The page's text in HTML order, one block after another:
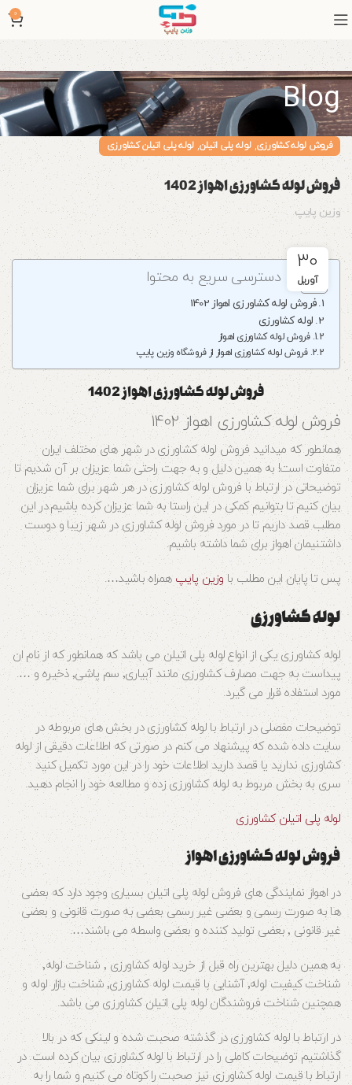
0
Blog
فروش لوله کشاورزی,لوله پلی اتیلن,لوله پلی اتیلن کشاورزی
فروش لوله کشاورزی اهواز 1402
وزین پایپ
30
آوریل دسترسی سریع به محتوا
فروش لوله کشاورزی اهواز 1402
لوله کشاورزی
فروش لوله کشاورزی اهواز
فروش لوله کشاورزی اهواز از فروشگاه وزین پایپ
فروش لوله کشاورزی اهواز 1402
فروش لوله کشاورزی اهواز 1402
همانطور که میدانید فروش لوله کشاورزی در شهر های مختلف ایران
متفاوت است! به همین دلیل و به جهت راحتی شما عزیزان بر آن شدیم تا
توضیحاتی در ارتباط با فروش لوله کشاورزی در هر شهر برای شما عزیزان
بیان کنیم تا بتوانیم کمکی در این راستا به شما عزیزان کرده باشیم.در این
مطلب قصد داریم تا در مورد فروش لوله کشاورزی در شهر زیبا و دوست
داشتنیمان اهواز برای شما داشته باشیم.
پس تا پایان این مطلب باوزین پایپهمراه باشید….
لوله کشاورزی
لوله کشاورزی یکی از انواع لوله پلی اتیلن می باشد که همانطور که از نام ان
پیداست به جهت مصارف کشاورزی مانند آبیاری٬ سم پاشی٬ ذخیره و ….
مورد استفاده قرار می گیرد.
توضیحات مفصلی در ارتباط با لوله کشاورزی در بخش های مربوطه در
سایت داده شده که پیشنهاد می کنم در صورتی که اطلاعات دقیقی از لوله
کشاورزی ندارید یا قصد دارید اطلاعات خود را در این مورد تکمیل کنید
سری به بخش مربوط به لوله کشاورزی زده و مطالعه خود را انجام دهید.
لوله پلی اتیلن کشاورزی
فروش لوله کشاورزی اهواز
در اهواز نمایندگی های فروش لوله پلی اتیلن بسیاری وجود دارد که بعضی
ها به صورت رسمی و بعضی غیر رسمی بعضی به صورت قانونی و بعضی
غیر قانونی ٬ بعضی تولید کننده و بعضی واسطه می باشند….
به همین دلیل بهترین راه قبل از خرید لوله کشاورزی ٬ شناخت لوله٬
شناخت کیفیت لوله٬ آشنایی با قیمت لوله کشاورزی٬ شناخت بازار لوله و
همچنین شناخت فروشندگان لوله پلی اتیلن کشاورزی می باشد.
در ارتباط با لوله کشاورزی در گذشته صحبت شده و لینکی که در بالا
گذاشتیم توضیحات کاملی را در ارتباط با لوله کشاورزی بیان کرده است. در
ارتباط با قیمت لوله کشاورزی نیز صحبت را کوتاه می کنیم و شما را به